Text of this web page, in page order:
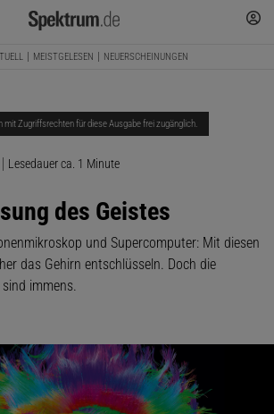
MEISTGELESEN NEUERSCHEINUNGEN
mit Zugriffsrechten für diese Ausgabe frei zugänglich.
Lesedauer ca. 1 Minute
des Geistes
und Supercomputer: Mit diesen
das Gehirn entschlüsseln. Doch die
immens.